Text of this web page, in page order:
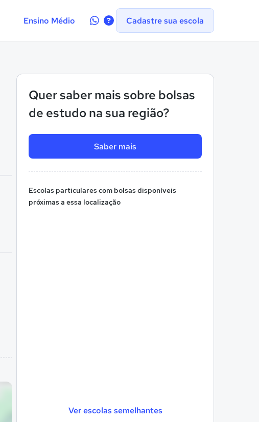
Ensino Médio
Contate-Cadastre sua escola
Quer saber mais sobre bolsas
de estudo na sua região?
Saber mais
Escolas particulares com bolsas disponíveis
próximas a essa localização
Ver escolas semelhantes